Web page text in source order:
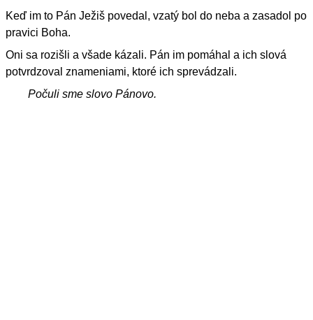
Keď im to Pán Ježiš povedal, vzatý bol do neba a zasadol po
pravici Boha.
Oni sa rozišli a všade kázali. Pán im pomáhal a ich slová
potvrdzoval znameniami, ktoré ich sprevádzali.
Počuli sme slovo Pánovo.